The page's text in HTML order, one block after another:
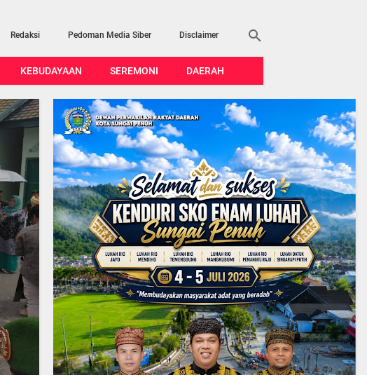
Redaksi Pedoman Media Siber Disclaimer
KEBUDAYAAN SEREMONI DAERAH